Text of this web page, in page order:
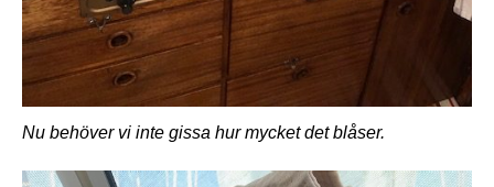
Nu behöver vi inte gissa hur mycket det blåser.